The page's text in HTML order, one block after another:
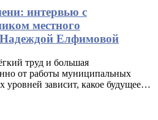
интервью с
местного
Елфимовой
труд и большая
от работы муниципальных
уровней зависит, какое будущее…